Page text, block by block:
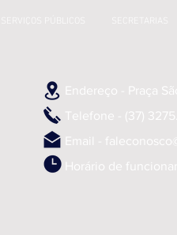
SECRETARIAS
Endereço - Praça
Telefone - (37)
Email -
Horário de